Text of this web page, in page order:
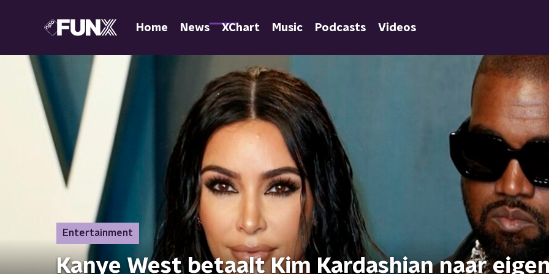
Home News XChart Music Podcasts Videos
Entertainment
Kanye West betaalt Kim Kardashian naar